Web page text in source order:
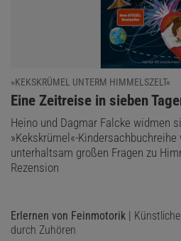
»KEKSKRÜMEL UNTERM HIMMELSZELT«
:
Eine Zeitreise in sieben
Heino und Dagmar Falcke widmen
»Kekskrümel«-
unterhaltsam großen Fragen zu
Rezension
Erlernen von Feinmotorik |
durch Zuhören